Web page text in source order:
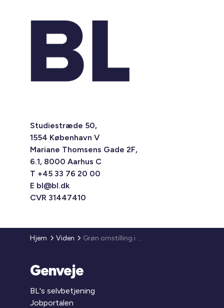
Studiestræde 50,
1554 København V
Mariane Thomsens Gade 2F,
6.1, 8000 Aarhus C
T +45 33 76 20 00
E bl@bl.dk
CVR 31447410
Hjem Viden Grøn omstilling i praksis solceller, ladepunkter og stærke fællesskaber
Genveje
BL's selvbetjening
Jobportalen